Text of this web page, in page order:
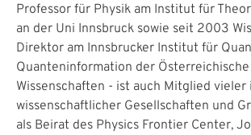
Professor für Physik am Institut für
an der Uni Innsbruck sowie seit 2003
Direktor am Innsbrucker Institut für
Quanteninformation der
Wissenschaften - ist auch Mitglied
wissenschaftlicher Gesellschaften und
als Beirat des Physics Frontier Center,